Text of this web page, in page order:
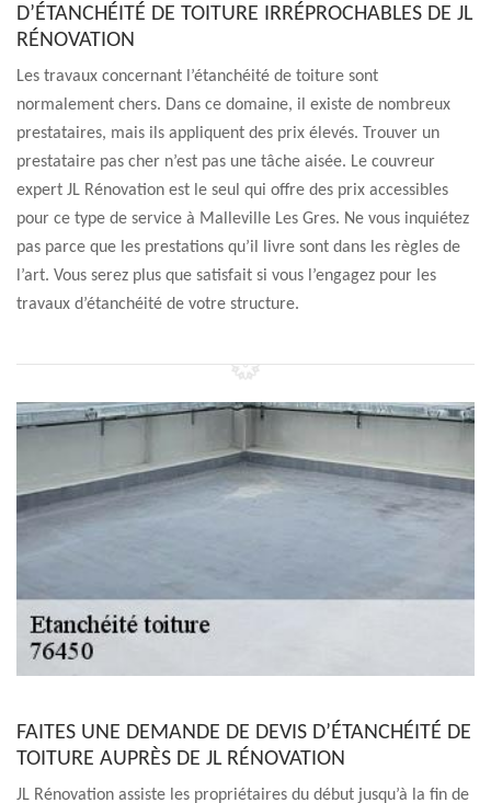
D’ÉTANCHÉITÉ DE TOITURE IRRÉPROCHABLES DE JL
RÉNOVATION
Les travaux concernant l’étanchéité de toiture sont
normalement chers. Dans ce domaine, il existe de nombreux
prestataires, mais ils appliquent des prix élevés. Trouver un
prestataire pas cher n’est pas une tâche aisée. Le couvreur
expert JL Rénovation est le seul qui offre des prix accessibles
pour ce type de service à Malleville Les Gres. Ne vous inquiétez
pas parce que les prestations qu’il livre sont dans les règles de
l’art. Vous serez plus que satisfait si vous l’engagez pour les
travaux d’étanchéité de votre structure.
FAITES UNE DEMANDE DE DEVIS D’ÉTANCHÉITÉ DE
TOITURE AUPRÈS DE JL RÉNOVATION
JL Rénovation assiste les propriétaires du début jusqu’à la fin de